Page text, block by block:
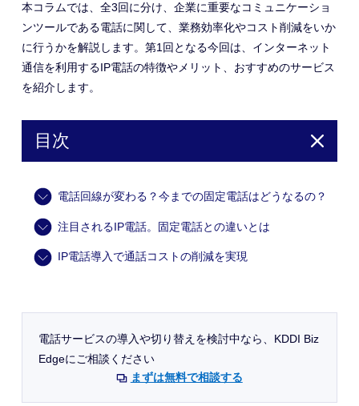
本コラムでは、全3回に分け、企業に重要なコミュニケーショ
ンツールである電話に関して、業務効率化やコスト削減をいか
に行うかを解説します。第1回となる今回は、インターネット
通信を利用するIP電話の特徴やメリット、おすすめのサービス
を紹介します。
目次
電話回線が変わる？今までの固定電話はどうなるの？
注目されるIP電話。固定電話との違いとは
IP電話導入で通話コストの削減を実現
電話サービスの導入や切り替えを検討中なら、KDDI Biz
Edgeにご相談ください
まずは無料で相談する